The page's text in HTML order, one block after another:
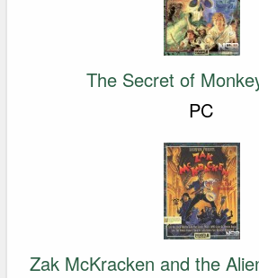
The Secret of
PC
Zak McKracken and the